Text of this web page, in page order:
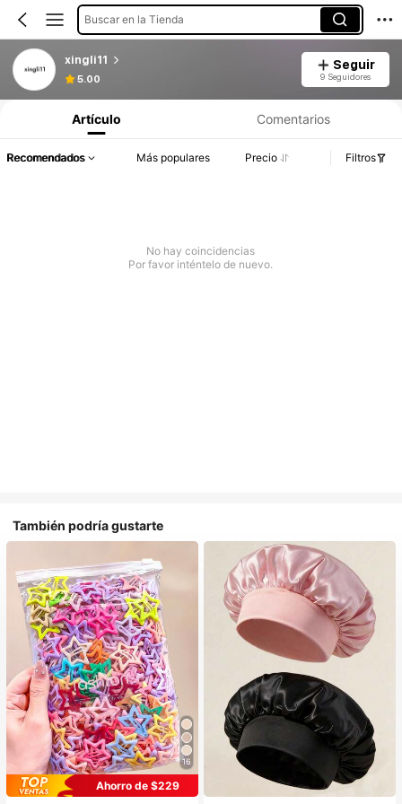
Buscar en la Tienda
xingli11
5.00
Seguir
9 Seguidores
Artículo Comentarios
Recomendados Más populares Precio Filtros
No hay coincidencias
Por favor inténtelo de nuevo.
También podría gustarte
16
Ahorro de $229
#1 Más vendidos
en Multicolor Gorros para el pelo para mujer
Establecido hace 1 año